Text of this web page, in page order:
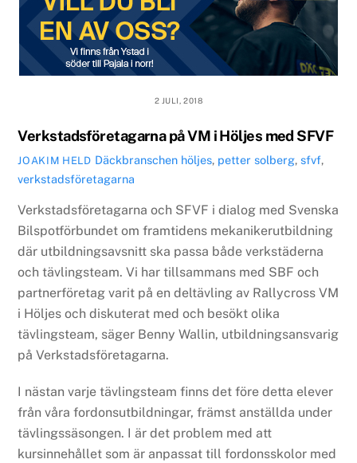
2 JULI, 2018
Verkstadsföretagarna på VM i Höljes med SFVF
JOAKIM HELD Däckbranschen höljes, petter solberg, sfvf,
verkstadsföretagarna
Verkstadsföretagarna och SFVF i dialog med Svenska
Bilspotförbundet om framtidens mekanikerutbildning
där utbildningsavsnitt ska passa både verkstäderna
och tävlingsteam. Vi har tillsammans med SBF och
partnerföretag varit på en deltävling av Rallycross VM
i Höljes och diskuterat med och besökt olika
tävlingsteam, säger Benny Wallin, utbildningsansvarig
på Verkstadsföretagarna.
I nästan varje tävlingsteam finns det före detta elever
från våra fordonsutbildningar, främst anställda under
tävlingssäsongen. I är det problem med att
kursinnehållet som är anpassat till fordonsskolor med